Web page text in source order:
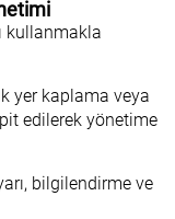
kullanmakla
yer kaplama veya
edilerek yönetime
bilgilendirme ve